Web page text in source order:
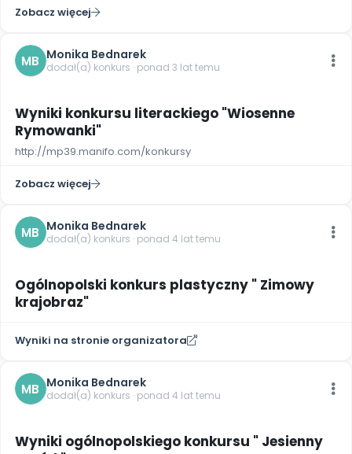
Zobacz więcej
MB Monika Bednarek
dodał(a) konkurs · ponad 3 lat temu
Wyniki konkursu literackiego "Wiosenne
Rymowanki"
http://mp39.manifo.com/konkursy
Zobacz więcej
MB Monika Bednarek
dodał(a) konkurs · ponad 4 lat temu
Ogólnopolski konkurs plastyczny " Zimowy
krajobraz"
Wyniki na stronie organizatora
MB Monika Bednarek
dodał(a) konkurs · ponad 4 lat temu
Wyniki ogólnopolskiego konkursu " Jesienny